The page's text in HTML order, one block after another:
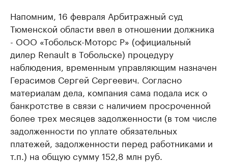
Напомним, 16 февраля Арбитражный суд
Тюменской области ввел в отношении должника
- ООО «Тобольск-Моторс Р» (официальный
дилер Renault в Тобольске) процедуру
наблюдения, временным управляющим назначен
Герасимов Сергей Сергеевич. Согласно
материалам дела, компания сама подала иск о
банкротстве в связи с наличием просроченной
более трех месяцев задолженности (в том числе
задолженности по уплате обязательных
платежей, задолженности перед работниками и
т.п.) на общую сумму 152,8 млн руб.